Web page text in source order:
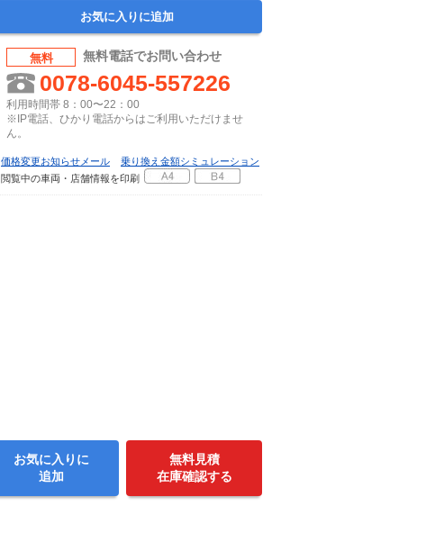
お気に入りに追加
無料 無料電話でお問い合わせ
0078-6045-557226
利用時間帯 8：00〜22：00
※IP電話、ひかり電話からはご利用いただけませ
ん。
価格変更お知らせメール
乗り換え金額シミュレーション
閲覧中の車両・店舗情報を印刷
お気に入りに
追加
無料見積
在庫確認する